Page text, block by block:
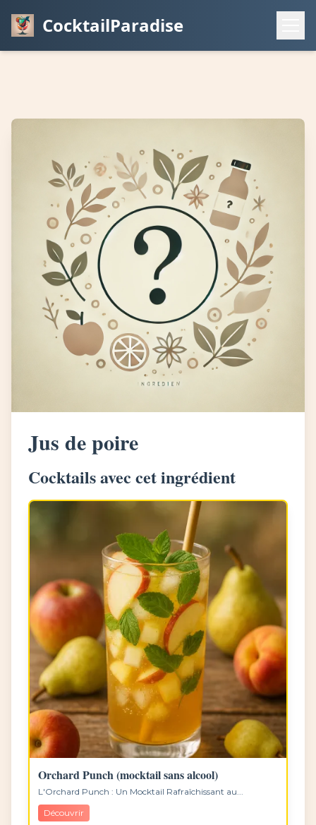
CocktailParadise
Jus de poire
Cocktails avec cet ingrédient
Orchard Punch (mocktail sans alcool)
L'Orchard Punch : Un Mocktail Rafraîchissant au...
Découvrir